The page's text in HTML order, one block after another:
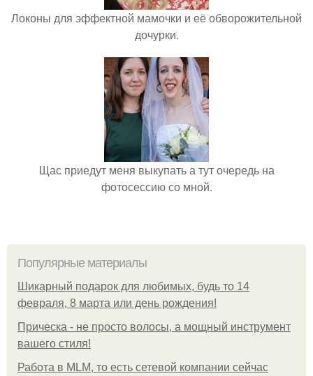
Локоны для эффектной мамочки и её обворожительной
дочурки.
Щас приедут меня выкупать а тут очередь на
фотосессию со мной.
Популярные материалы
Шикарный подарок для любимых, будь то 14
февраля, 8 марта или день рождения!
Прическа - не просто волосы, а мощный инструмент
вашего стиля!
Работа в MLM, то есть сетевой компании сейчас